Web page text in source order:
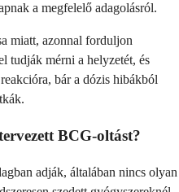
a megfelelő adagolásról.
miatt, azonnal forduljon
tudják mérni a helyzetét, és
bár a dózis hibákból
BCG-oltást?
adják, általában nincs olyan